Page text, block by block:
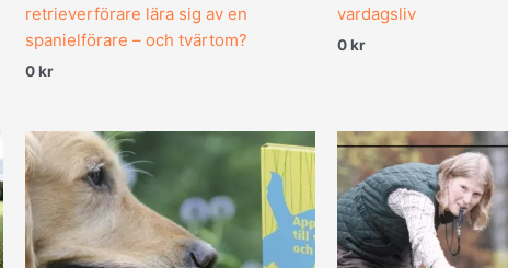
retrieverförare lära sig av en
spanielförare – och tvärtom?
0kr
vardagsliv
0kr